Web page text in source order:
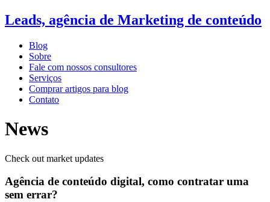
Leads, agência de Marketing de conteúdo
Blog
Sobre
Fale com nossos consultores
Serviços
Comprar artigos para blog
Contato
News
Check out market updates
Agência de conteúdo digital, como contratar uma
sem errar?